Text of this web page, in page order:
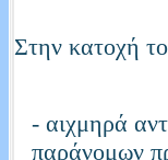
Στην κατοχή
- αιχμηρά
παράνομων